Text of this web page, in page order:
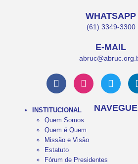
WHATSAPP
(61) 3349-3300
E-MAIL
NAVEGUE
INSTITUCIONAL
Quem Somos
Quem é Quem
Missão e Visão
Estatuto
Fórum de Presidentes